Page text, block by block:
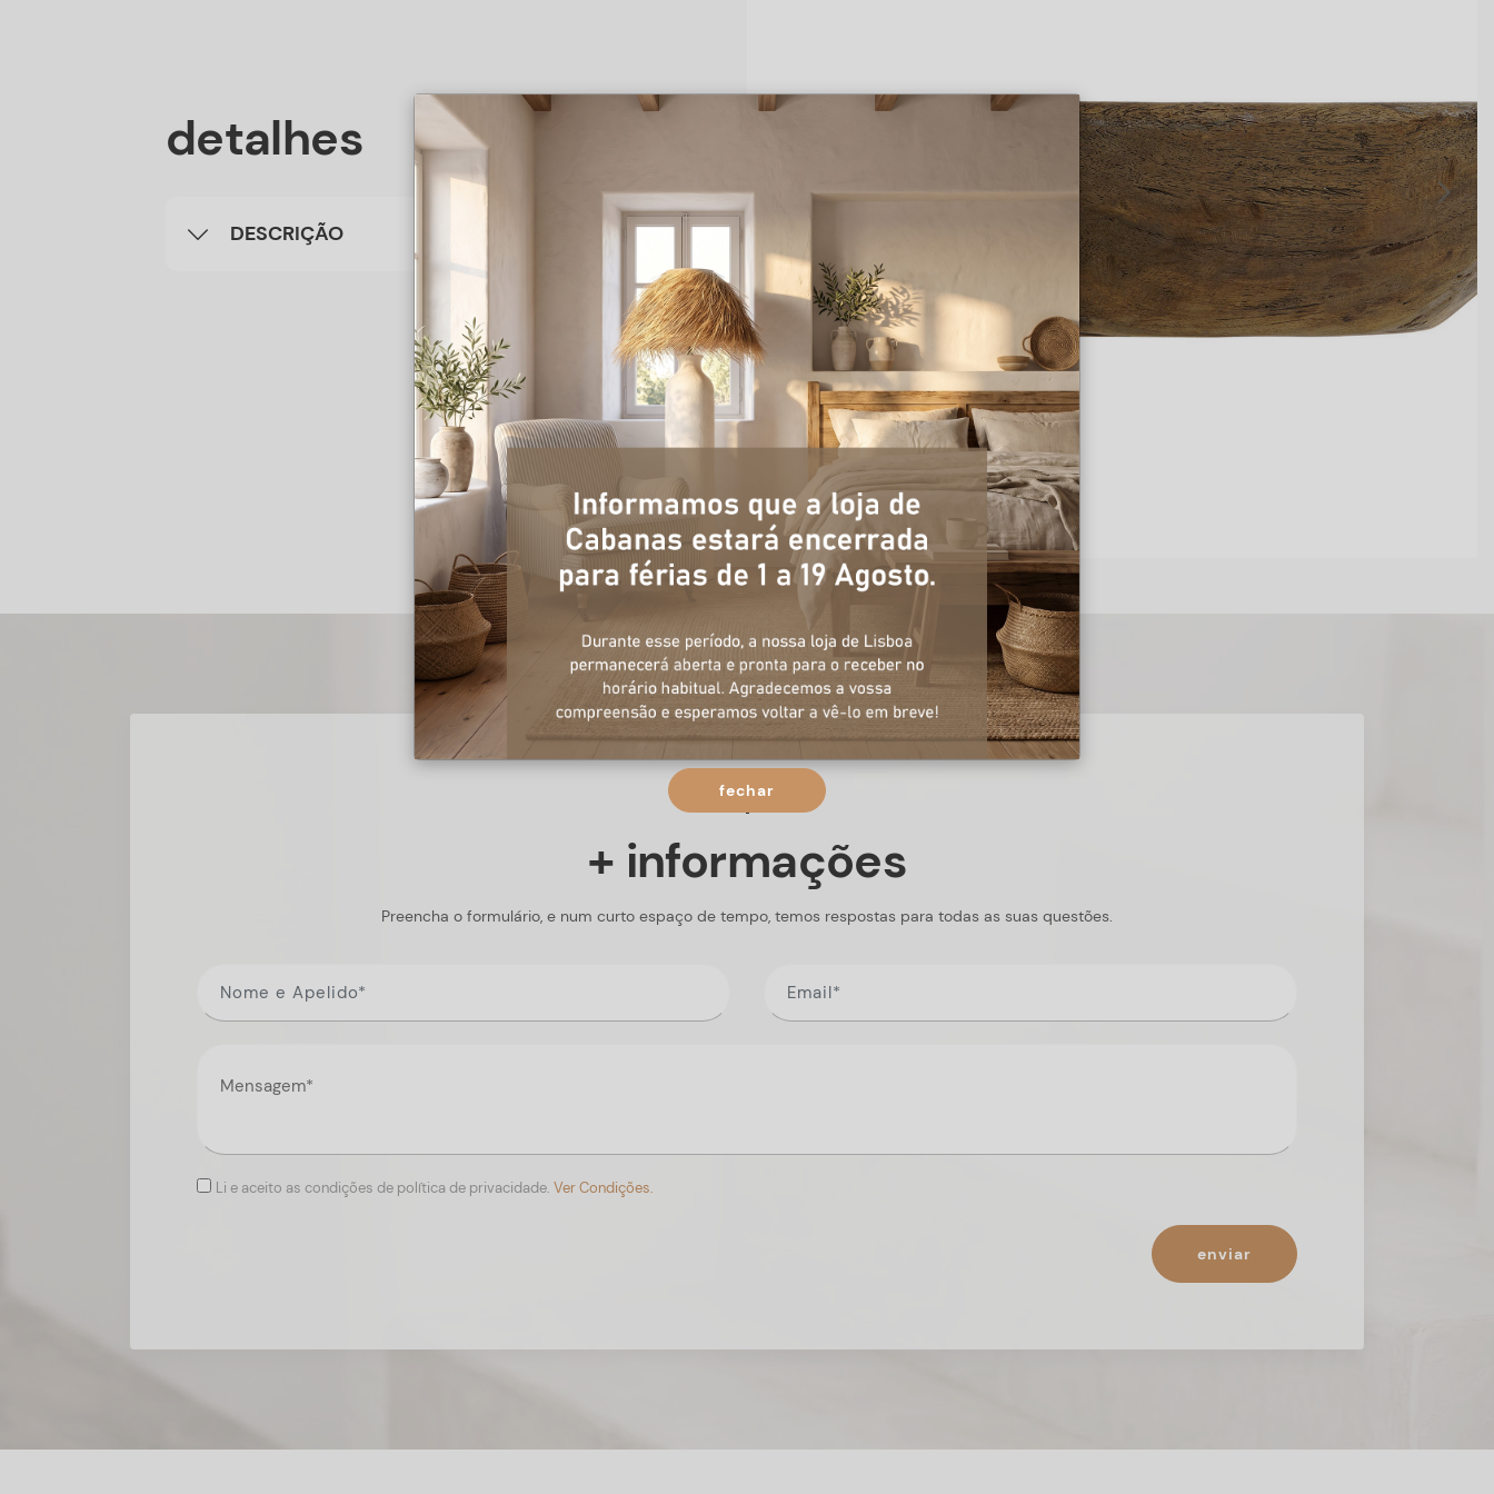
detalhes
DESCRIÇÃO
+ informações
Preencha o formulário, e num curto espaço de tempo, temos respostas para todas as suas questões.
Li e aceito as condições de política de privacidade. Ver Condições.
enviar
fechar